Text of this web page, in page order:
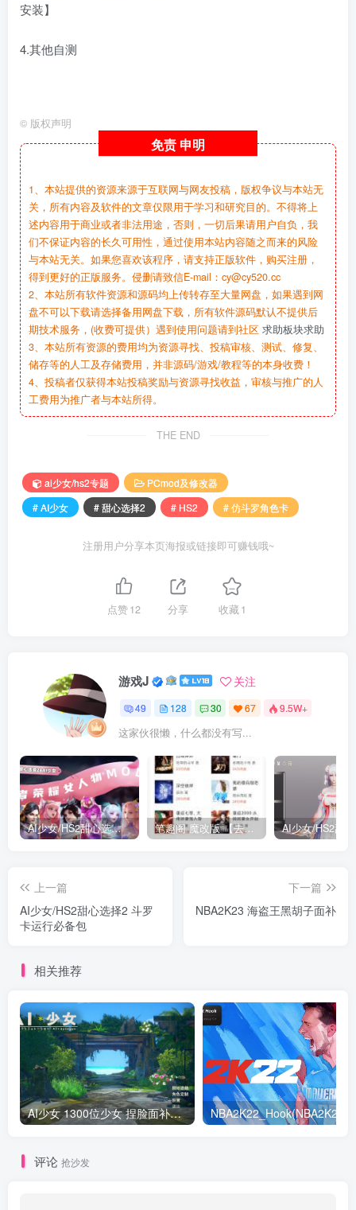
安装】
4.其他自测
© 版权声明
免责 申明
1、本站提供的资源来源于互联网与网友投稿，版权争议与本站无
关，所有内容及软件的文章仅限用于学习和研究目的。不得将上
述内容用于商业或者非法用途，否则，一切后果请用户自负，我
们不保证内容的长久可用性，通过使用本站内容随之而来的风险
与本站无关。如果您喜欢该程序，请支持正版软件，购买注册，
得到更好的正版服务。侵删请致信E-mail：cy@cy520.cc
2、本站所有软件资源和源码均上传转存至大量网盘，如果遇到网
盘不可以下载请选择备用网盘下载，所有软件源码默认不提供后
期技术服务，(收费可提供）遇到使用问题请到社区 求助板块求助
3、本站所有资源的费用均为资源寻找、投稿审核、测试、修复、
储存等的人工及存储费用，并非源码/游戏/教程等的本身收费！
4、投稿者仅获得本站投稿奖励与资源寻找收益，审核与推广的人
工费用为推广者与本站所得。
THE END
ai少女/hs2专题
PCmod及修改器
# AI少女
# 甜心选择2 # HS2 # 仿斗罗角色卡
注册用户分享本页海报或链接即可赚钱哦~
点赞12 分享 收藏1
游戏J 关注
49 128 30 67 9.5W+
这家伙很懒，什么都没有写...
AI少女/HS2甜心选择2 仿王者荣耀人物卡全合集打包 笔趣阁 魔改版 【去广告免费小说】
上一篇
AI少女/HS2甜心选择2 斗罗
卡运行必备包
下一篇
NBA2K23 海盗王黑胡子面补
相关推荐
AI少女 1300位少女 捏脸面补数据整合包 总有一位是你想要的
评论 抢沙发